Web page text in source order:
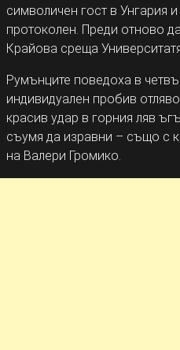
символичен гост в Унгария
протоколен. Преди отново
Крайова среща
Румънците поведоха в
индивидуален пробив
красив удар в горния ляв
съумя да изравни – също с
на Валери Громико.